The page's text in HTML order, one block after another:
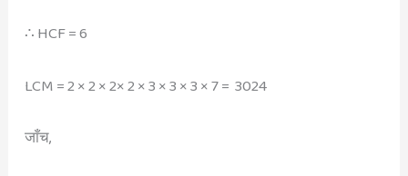
∴ HCF = 6
LCM = 2 × 2 × 2× 2 × 3 × 3 × 3 × 7 = 3024
जाँच,